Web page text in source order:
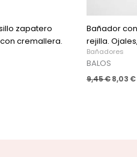
zapatero
cremallera.
Bañador
rejilla.
Bañadores
BALOS
9,45€8,03 €